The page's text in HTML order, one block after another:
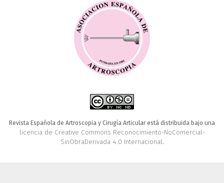
Revista Española de Artroscopia y Cirugía Articular está distribuida bajo una
licencia de Creative Commons Reconocimiento-NoComercial-
SinObraDerivada 4.0 Internacional.